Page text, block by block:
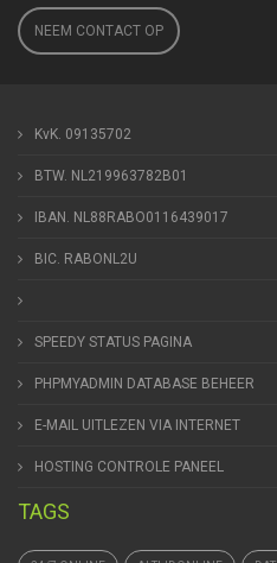
NEEM CONTACT OP
KvK. 09135702
BTW. NL219963782B01
IBAN. NL88RABO0116439017
BIC. RABONL2U
SPEEDY STATUS PAGINA
PHPMYADMIN DATABASE BEHEER
E-MAIL UITLEZEN VIA INTERNET
HOSTING CONTROLE PANEEL
TAGS